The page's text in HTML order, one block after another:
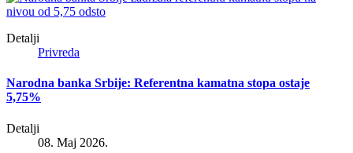
Detalji
Privreda
Narodna banka Srbije: Referentna kamatna stopa ostaje
5,75%
Detalji
08. Maj 2026.